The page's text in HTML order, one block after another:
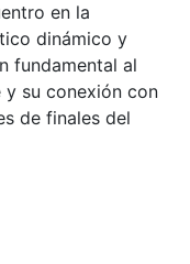
en la
dinámico y
fundamental al
su conexión con
de finales del